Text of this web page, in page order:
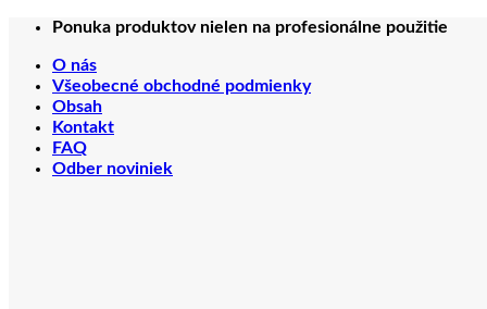
Preskočiť
obsah
Ponuka produktov nielen na profesionálne použitie
O nás
Všeobecné obchodné podmienky
Obsah
Kontakt
FAQ
Odber noviniek